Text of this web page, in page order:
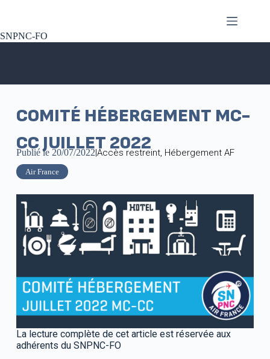
SNPNC-FO
COMITÉ HÉBERGEMENT MC-
CC JUILLET 2022
Publié le 20/07/2022|Accès restreint, Hébergement AF
Air France
La lecture complète de cet article est réservée aux
adhérents du SNPNC-FO